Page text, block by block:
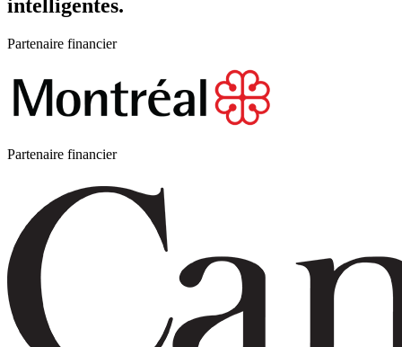
intelligentes.
Partenaire financier
Partenaire financier